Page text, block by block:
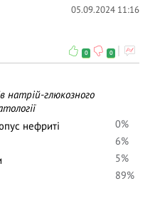
05.09.2024 11:16
0 0
натрій-глюкозного
нефриті
0%
6%
5%
89%